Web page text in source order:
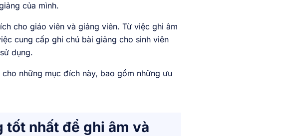
của mình.
cho giáo viên và giảng viên. Từ việc ghi âm
cung cấp ghi chú bài giảng cho sinh viên
dụng.
những mục đích này, bao gồm những ưu
tốt nhất để ghi âm và